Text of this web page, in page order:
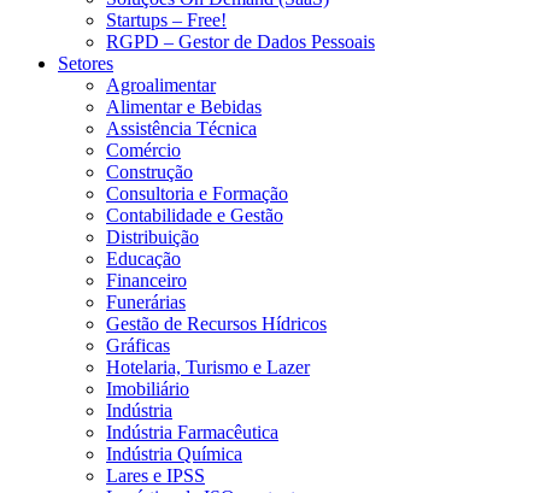
Startups – Free!
RGPD – Gestor de Dados Pessoais
Setores
Agroalimentar
Alimentar e Bebidas
Assistência Técnica
Comércio
Construção
Consultoria e Formação
Contabilidade e Gestão
Distribuição
Educação
Financeiro
Funerárias
Gestão de Recursos Hídricos
Gráficas
Hotelaria, Turismo e Lazer
Imobiliário
Indústria
Indústria Farmacêutica
Indústria Química
Lares e IPSS